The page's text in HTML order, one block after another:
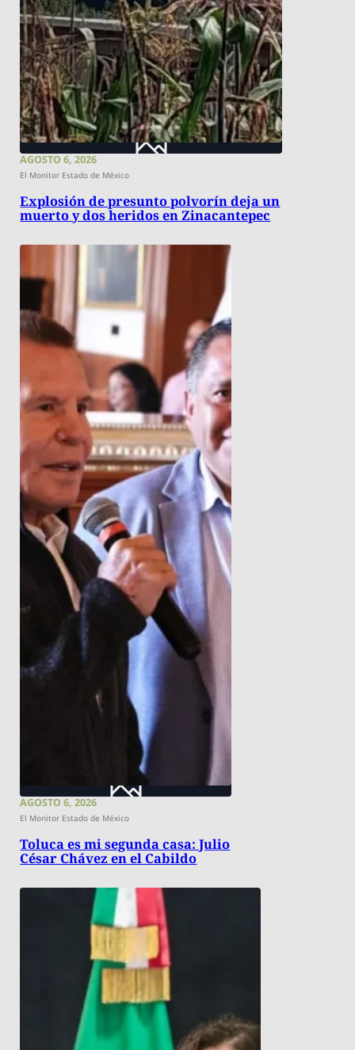
AGOSTO 6, 2026
El Monitor Estado de México
Explosión de presunto polvorín deja un
muerto y dos heridos en Zinacantepec
AGOSTO 6, 2026
El Monitor Estado de México
Toluca es mi segunda casa: Julio
César Chávez en el Cabildo